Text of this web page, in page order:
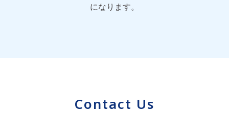
になります。
Contact Us